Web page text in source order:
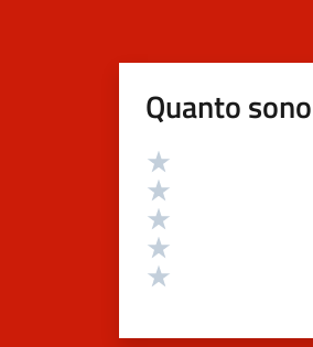
Quanto
Valutazione